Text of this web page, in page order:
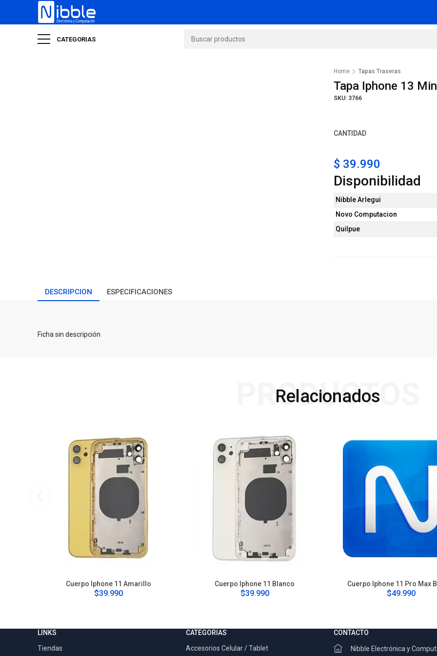
CATEGORIAS
Home Tapas Traseras
Tapa Iphone 13
SKU: 3766
CANTIDAD
$ 39.990
Disponibilidad
Nibble Arlegui
Novo Computacion
Quilpue
DESCRIPCION ESPECIFICACIONES
Ficha sin descripción
Relacionados
PRODUCTOS
Cuerpo Iphone 11 Amarillo
$39.990
Cuerpo Iphone 11 Blanco
$39.990
Cuerpo Iphone 11 Pro Max
$49.990
LINKS
Tiendas
CATEGORIAS
Accesorios Celular / Tablet
CONTACTO
Nibble Electrónica y